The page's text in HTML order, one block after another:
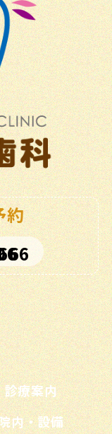
約
診療案内
内・設備